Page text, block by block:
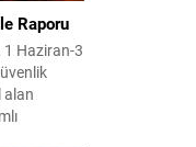
Raporu
1 Haziran-3
alan